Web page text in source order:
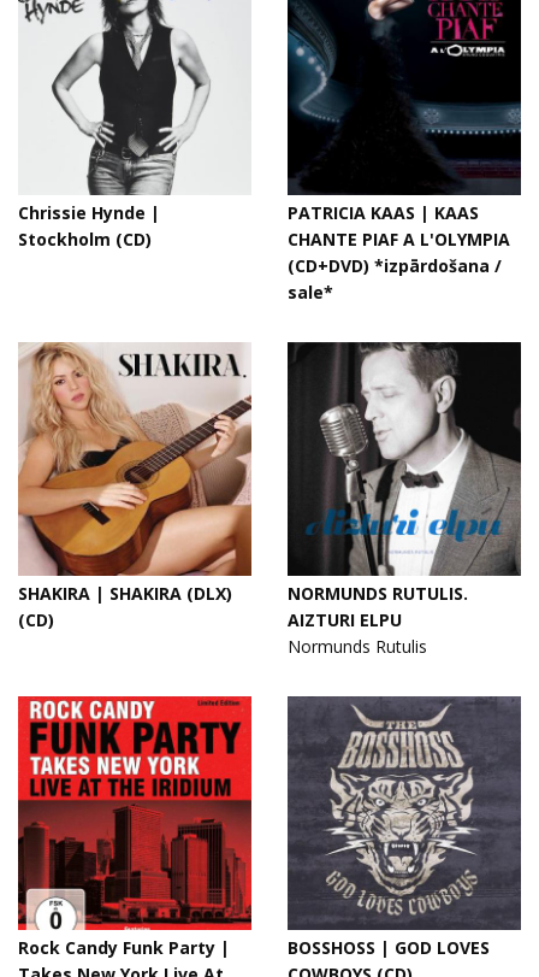
Chrissie Hynde ‎|
Stockholm (CD)
PATRICIA KAAS | KAAS
CHANTE PIAF A L'OLYMPIA
(CD+DVD) *izpārdošana /
sale*
SHAKIRA | SHAKIRA (DLX)
(CD)
NORMUNDS RUTULIS.
AIZTURI ELPU
Normunds Rutulis
Rock Candy Funk Party |
BOSSHOSS | GOD LOVES